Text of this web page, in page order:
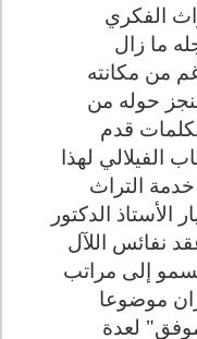
الفكري
ما زال
من مكانته
حوله من
قدم
الفيلالي لهذا
التراث
الأستاذ الدكتور
نفائس اللآل
إلى مراتب
موضوعا
لعدة